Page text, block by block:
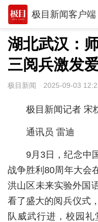
极目新闻客户端
推荐
观点
时政
环球
专题
极客圈
湖北武汉：
三阅兵激发
极目新闻 2025-09-03
极目新闻记者 宋
通讯员 雷迪
9月3日，纪念中
战争胜利80周年大会
洪山区未来实验外国
看了盛大的阅兵仪式
队威武行进，校园